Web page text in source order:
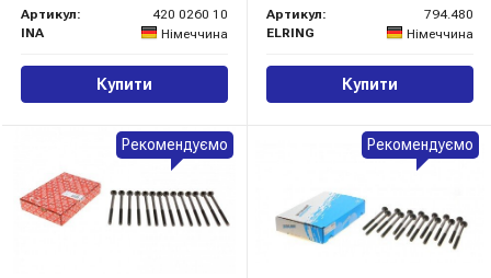
Артикул:
420 0260 10
INA
Німеччина
Купити
Артикул:
794.480
ELRING
Німеччина
Купити
Рекомендуємо Рекомендуємо